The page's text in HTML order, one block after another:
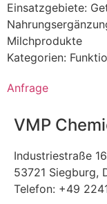
Einsatzgebiete:
Milchprodukte
Kategorien:
Anfrage
VMP
Industriestraße 16
53721 Siegburg,
Telefon: +49